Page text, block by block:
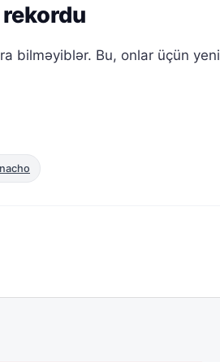
bilməyiblər. Bu, onlar üçün yeni